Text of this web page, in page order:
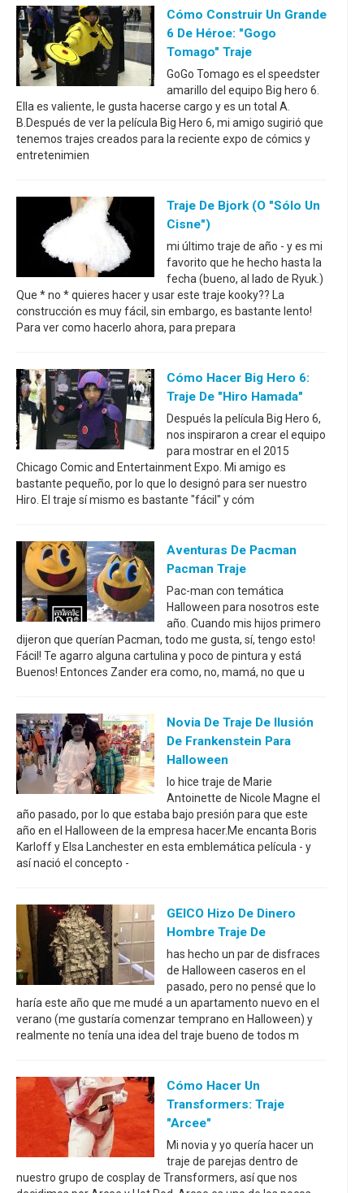
Cómo Construir Un Grande
6 De Héroe: "Gogo
Tomago" Traje
GoGo Tomago es el speedster
amarillo del equipo Big hero 6.
Ella es valiente, le gusta hacerse cargo y es un total A.
B.Después de ver la película Big Hero 6, mi amigo sugirió que
tenemos trajes creados para la reciente expo de cómics y
entretenimien
Traje De Bjork (o "Sólo Un
Cisne")
mi último traje de año - y es mi
favorito que he hecho hasta la
fecha (bueno, al lado de Ryuk.)
Que * no * quieres hacer y usar este traje kooky?? La
construcción es muy fácil, sin embargo, es bastante lento!
Para ver como hacerlo ahora, para prepara
Cómo Hacer Big Hero 6:
Traje De "Hiro Hamada"
Después la película Big Hero 6,
nos inspiraron a crear el equipo
para mostrar en el 2015
Chicago Comic and Entertainment Expo. Mi amigo es
bastante pequeño, por lo que lo designó para ser nuestro
Hiro. El traje sí mismo es bastante "fácil" y cóm
Aventuras De Pacman
Pacman Traje
Pac-man con temática
Halloween para nosotros este
año. Cuando mis hijos primero
dijeron que querían Pacman, todo me gusta, sí, tengo esto!
Fácil! Te agarro alguna cartulina y poco de pintura y está
Buenos! Entonces Zander era como, no, mamá, no que u
Novia De Traje De Ilusión
De Frankenstein Para
Halloween
lo hice traje de Marie
Antoinette de Nicole Magne el
año pasado, por lo que estaba bajo presión para que este
año en el Halloween de la empresa hacer.Me encanta Boris
Karloff y Elsa Lanchester en esta emblemática película - y
así nació el concepto -
GEICO Hizo De Dinero
Hombre Traje De
has hecho un par de disfraces
de Halloween caseros en el
pasado, pero no pensé que lo
haría este año que me mudé a un apartamento nuevo en el
verano (me gustaría comenzar temprano en Halloween) y
realmente no tenía una idea del traje bueno de todos m
Cómo Hacer Un
Transformers: Traje
"Arcee"
Mi novia y yo quería hacer un
traje de parejas dentro de
nuestro grupo de cosplay de Transformers, así que nos